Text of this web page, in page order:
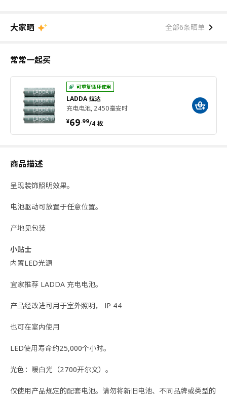
大家晒 全部6条晒单
常常一起买
可重复循环使用
LADDA 拉达
充电电池, 2450毫安时
¥69.99/4 枚
¥ 69.99/4 枚
商品描述
呈现装饰照明效果。
电池驱动可放置于任意位置。
产地见包装
小贴士
内置LED光源
宜家推荐 LADDA 充电电池。
产品经改进可用于室外照明， IP 44
也可在室内使用
LED使用寿命约25,000个小时。
光色：暖白光（2700开尔文）。
仅使用产品规定的配套电池。请勿将新旧电池、不同品牌或类型的